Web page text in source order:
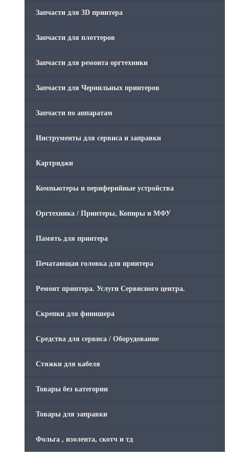
Запчасти для 3D принтера
Запчасти для плоттеров
Запчасти для ремонта оргтехники
Запчасти для Чернильных принтеров
Запчасти по аппаратам
Инструменты для сервиса и заправки
Картриджи
Компьютеры и периферийные устройства
Оргтехника / Принтеры, Копиры и МФУ
Память для принтера
Печатающая головка для принтера
Ремонт принтера. Услуги Сервисного центра.
Скрепки для финишера
Средства для сервиса / Оборудование
Стяжки для кабеля
Товары без категории
Товары для заправки
Фольга , изолента, скотч и тд